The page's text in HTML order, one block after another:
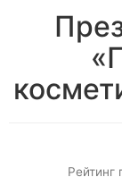
Рейтинг